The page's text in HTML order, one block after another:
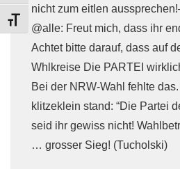
TOGGLE FONT SIZE
nicht zum eitlen
@alle: Freut mich, dass ihr
Achtet bitte darauf, dass auf
Whlkreise Die PARTEI
Bei der NRW-Wahl fehlte
klitzeklein stand: “Die Partei
seid ihr gewiss nicht!
… grosser Sieg! (Tucholski)